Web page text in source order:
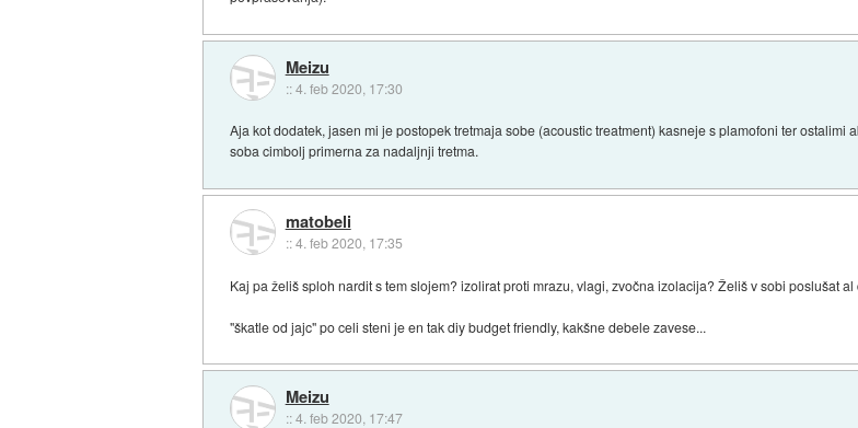
Meizu
::4. feb 2020, 17:30
Aja kot dodatek, jasen mi je postopek tretmaja sobe (acoustic treatment) kasneje s plamofoni ter
soba cimbolj primerna za nadaljnji tretma.
matobeli
::4. feb 2020, 17:35
Kaj pa želiš sploh nardit s tem slojem? izolirat proti mrazu, vlagi, zvočna izolacija? Želiš v sobi poslušat al
"škatle od jajc" po celi steni je en tak diy budget friendly, kakšne debele zavese...
Meizu
::4. feb 2020, 17:47